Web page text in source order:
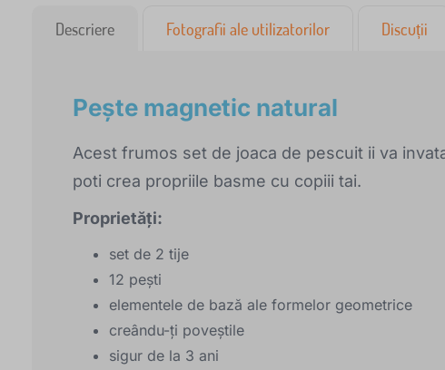
Descriere Fotografii ale utilizatorilor Discuții
Pește magnetic natural
Acest frumos set de joaca de pescuit ii va
poti crea propriile basme cu copiii tai.
Proprietăți:
set de 2 tije
12 pești
elementele de bază ale formelor geometrice
creându-ți poveștile
sigur de la 3 ani